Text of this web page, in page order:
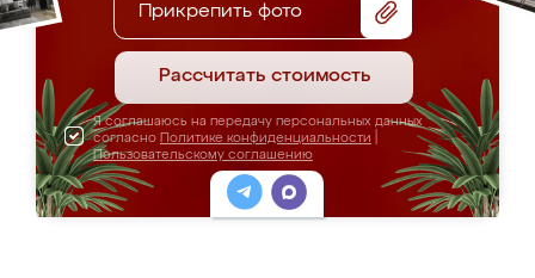
Прикрепить фото
Рассчитать стоимость
Я соглашаюсь на передачу персональных данных
согласно Политике конфиденциальности
Пользовательскому соглашению